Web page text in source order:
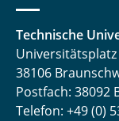
Technische
Universitätsplatz
38106
Postfach: 38092
Telefon: +49 (0)